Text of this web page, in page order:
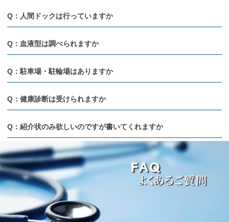
Q：人間ドックは行っていますか
Q：血液型は調べられますか
Q：駐車場・駐輪場はありますか
Q：健康診断は受けられますか
Q：紹介状のみ欲しいのですが書いてくれますか